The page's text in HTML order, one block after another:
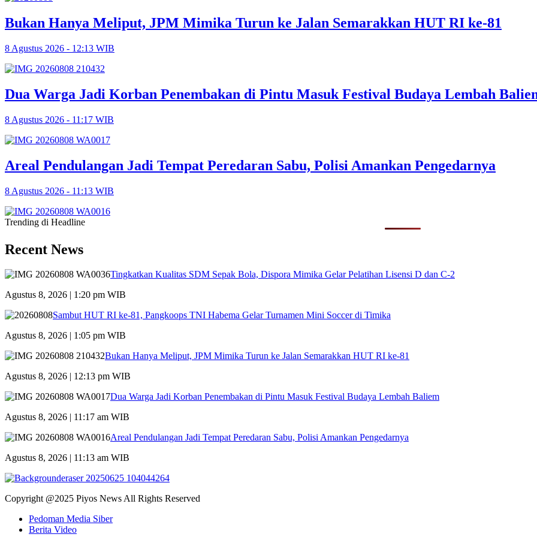
Bukan Hanya Meliput, JPM Mimika Turun ke Jalan Semarakkan HUT RI ke-81
8 Agustus 2026 - 12:13 WIB
Dua Warga Jadi Korban Penembakan di Pintu Masuk Festival Budaya Lembah
8 Agustus 2026 - 11:17 WIB
Areal Pendulangan Jadi Tempat Peredaran Sabu, Polisi Amankan Pengedarnya
8 Agustus 2026 - 11:13 WIB
Trending di Headline
Recent News
Tingkatkan Kualitas SDM Sepak Bola, Dispora Mimika Gelar Pelatihan Lisensi D dan C-2
Agustus 8, 2026 | 1:20 pm WIB
Sambut HUT RI ke-81, Pangkoops TNI Habema Gelar Turnamen Mini Soccer di Timika
Agustus 8, 2026 | 1:05 pm WIB
Bukan Hanya Meliput, JPM Mimika Turun ke Jalan Semarakkan HUT RI ke-81
Agustus 8, 2026 | 12:13 pm WIB
Dua Warga Jadi Korban Penembakan di Pintu Masuk Festival Budaya Lembah Baliem
Agustus 8, 2026 | 11:17 am WIB
Areal Pendulangan Jadi Tempat Peredaran Sabu, Polisi Amankan Pengedarnya
Agustus 8, 2026 | 11:13 am WIB
Copyright @2025 Piyos News All Rights Reserved
Pedoman Media Siber
Berita Video